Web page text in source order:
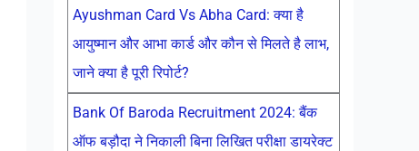
Ayushman Card Vs Abha Card: क्या है
आयुष्मान और आभा कार्ड और कौन से मिलते है लाभ,
जाने क्या है पूरी रिपोर्ट?
Bank Of Baroda Recruitment 2024: बैंक
ऑफ बड़ौदा ने निकाली बिना लिखित परीक्षा डायरेक्ट